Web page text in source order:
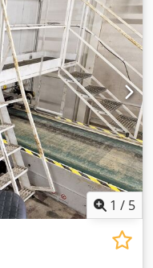
1 / 5